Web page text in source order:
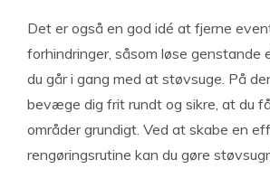
Det er også en god idé at fjerne
forhindringer, såsom løse genstande
du går i gang med at støvsuge. På
bevæge dig frit rundt og sikre, at du
områder grundigt. Ved at skabe en
rengøringsrutine kan du gøre